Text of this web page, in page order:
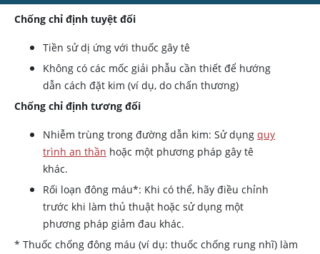
Chống chỉ định tuyệt đối
Tiền sử dị ứng với thuốc gây tê
Không có các mốc giải phẫu cần thiết để hướng
dẫn cách đặt kim (ví dụ, do chấn thương)
Chống chỉ định tương đối
Nhiễm trùng trong đường dẫn kim: Sử dụng quy
trình an thần hoặc một phương pháp gây tê
khác.
Rối loạn đông máu*: Khi có thể, hãy điều chỉnh
trước khi làm thủ thuật hoặc sử dụng một
phương pháp giảm đau khác.
* Thuốc chống đông máu (ví dụ: thuốc chống rung nhĩ) làm